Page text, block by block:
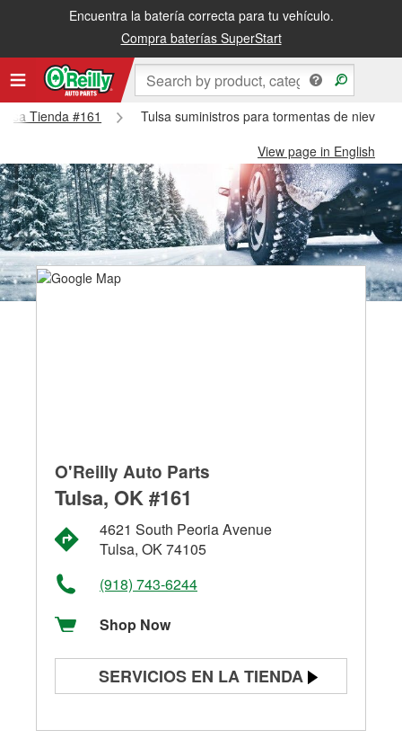
Encuentra la batería correcta para tu vehículo.
Compra baterías SuperStart
Tienda #161
Tulsa suministros para tormentas de nieve -
View page in English
O'Reilly Auto Parts
Tulsa, OK #161
4621 South Peoria Avenue
Tulsa, OK 74105
(918) 743-6244
Shop Now
SERVICIOS EN LA TIENDA